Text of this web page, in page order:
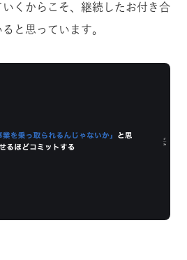
くからこそ、継続したお付き合
と思っています。